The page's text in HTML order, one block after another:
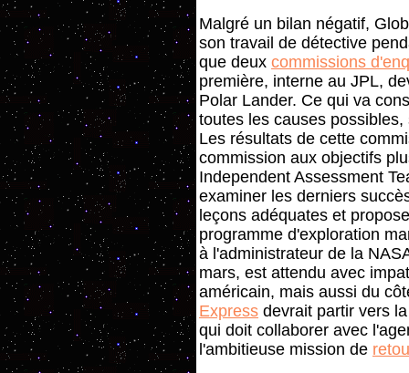
Malgré un bilan négatif,
son travail de détective
que deux commissions
première, interne au JPL,
Polar Lander. Ce qui va
toutes les causes
Les résultats de cette
commission aux objectifs
Independent Assessment
examiner les derniers
leçons adéquates et
programme d'exploration
à l'administrateur de la
mars, est attendu avec
américain, mais aussi du
Express devrait partir vers
qui doit collaborer avec
l'ambitieuse mission de